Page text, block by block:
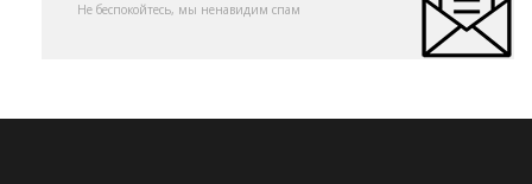
Не беспокойтесь, мы ненавидим спам